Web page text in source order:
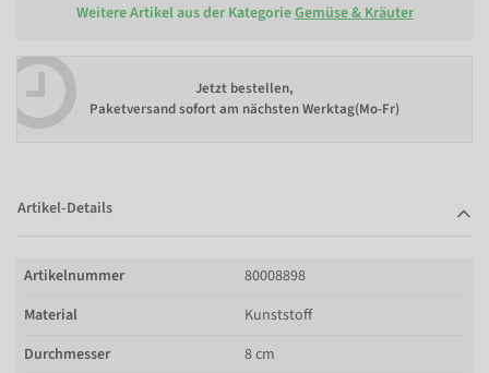
Weitere Artikel aus der KategorieGemüse & Kräuter
Jetzt bestellen,
Paketversand sofort am nächsten Werktag(Mo-Fr)
Artikel-Details
Artikelnummer
80008898
Material
Kunststoff
Durchmesser
8 cm